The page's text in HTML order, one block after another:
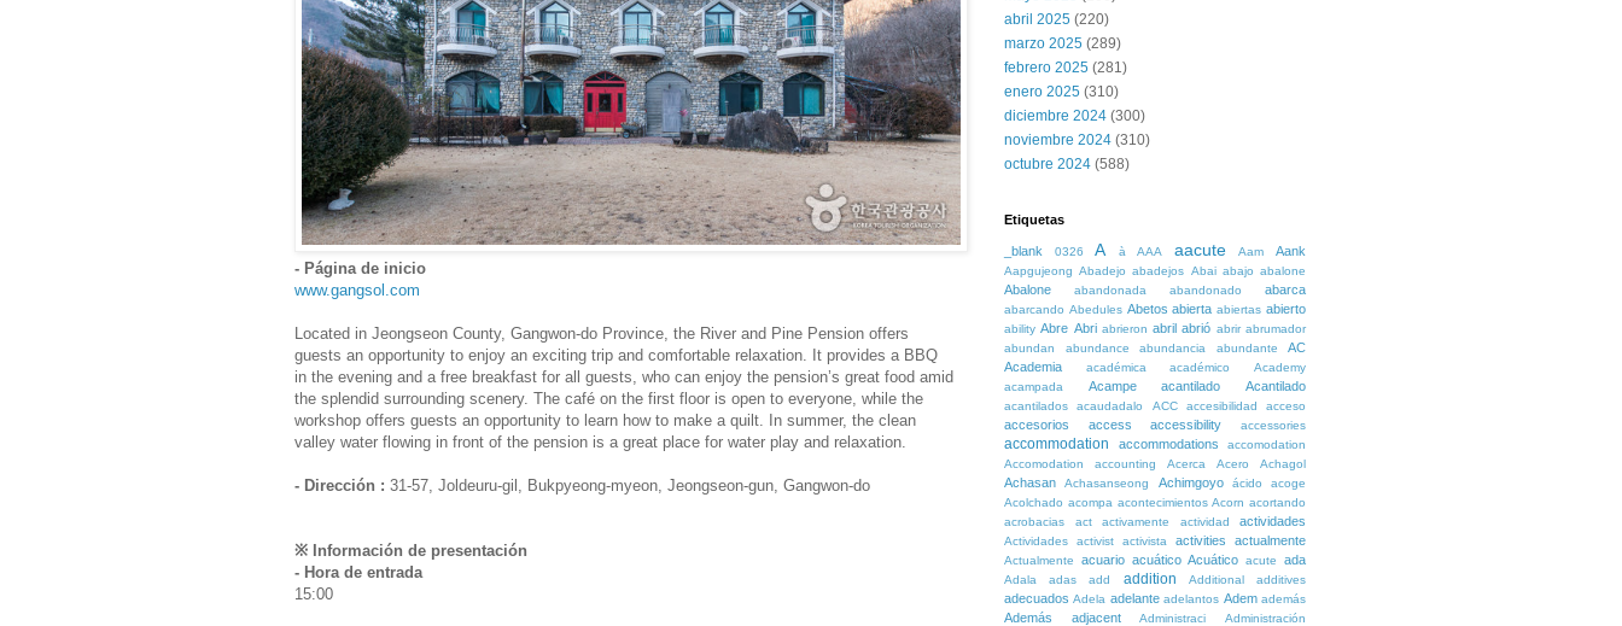
- Página de inicio
www.gangsol.com
Located in Jeongseon County, Gangwon-do Province, the River and Pine Pension offers
guests an opportunity to enjoy an exciting trip and comfortable relaxation. It provides a BBQ
in the evening and a free breakfast for all guests, who can enjoy the pension’s great food amid
the splendid surrounding scenery. The café on the first floor is open to everyone, while the
workshop offers guests an opportunity to learn how to make a quilt. In summer, the clean
valley water flowing in front of the pension is a great place for water play and relaxation.
- Dirección : 31-57, Joldeuru-gil, Bukpyeong-myeon, Jeongseon-gun, Gangwon-do
※ Información de presentación
- Hora de entrada
15:00
abril 2025 (220)
marzo 2025 (289)
febrero 2025 (281)
enero 2025 (310)
diciembre 2024 (300)
noviembre 2024 (310)
octubre 2024 (588)
Etiquetas
_blank 0326 A à AAA aacute Aam Aank
Aapgujeong Abadejo abadejos Abai abajo abalone
Abalone abandonada abandonado abarca
abarcando Abedules Abetos abierta abiertas abierto
ability Abre Abri abrieron abril abrió abrir abrumador
abundan
abundance abundancia abundante
AC
Academia
académica académico
Academy
acampada
Acampe acantilado Acantilado
acantilados acaudadalo ACC accesibilidad acceso
accesorios access accessibility accessories
accommodation accommodations
accomodation
Accomodation
accounting Acerca Acero Achagol
Achasan Achasanseong Achimgoyo ácido
acoge
Acolchado acompa acontecimientos Acorn acortando
acrobacias
act activamente actividad actividades
Actividades activist activista activities actualmente
Actualmente acuario acuático Acuático acute ada
Adala adas add addition Additional additives
adecuados Adela adelante adelantos Adem además
Además adjacent Administraci Administración